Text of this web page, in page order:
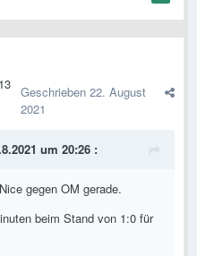
Geschrieben 22. August
2021
um 20:26 :
gegen OM gerade.
beim Stand von 1:0 für